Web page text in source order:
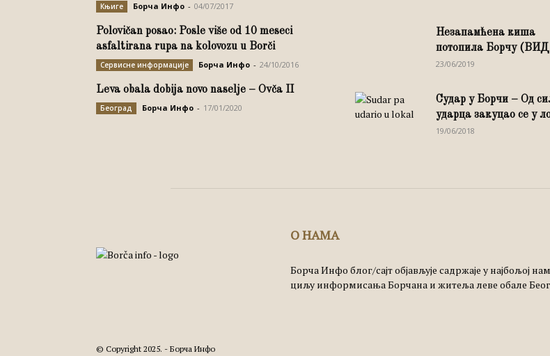
Књиге Борча Инфо - 04/07/2017
Polovičan posao: Posle više od 10 meseci
asfaltirana rupa na kolovozu u Borči
Сервисне информације Борча Инфо - 24/10/2016
Leva obala dobija novo naselje – Ovča II
Београд Борча Инфо - 17/01/2020
Незапамћена киша
потопила Борчу
23/06/2019
Судар у Борчи – Од
ударца закуцао се у
19/06/2018
О НАМА
Борча Инфо блог/сајт објављује садржаје у најбољој
циљу информисања Борчана и житеља леве обале
© Copyright 2025. - Борча Инфо